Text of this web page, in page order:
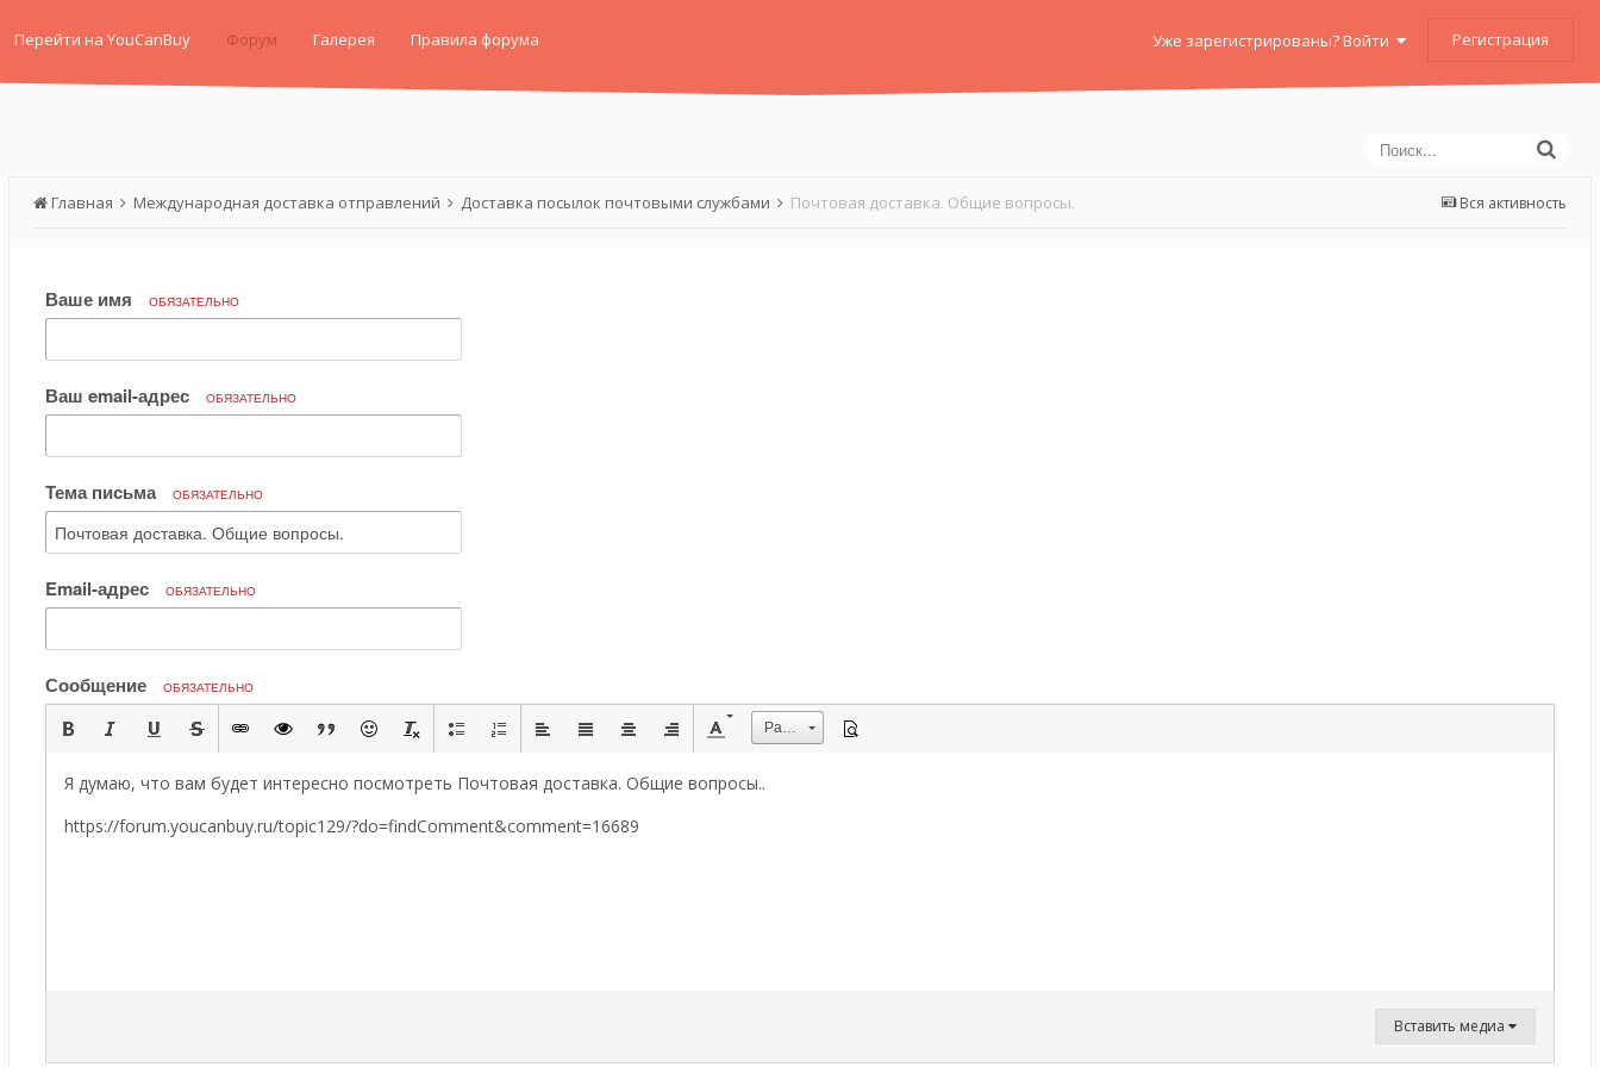
Перейти на YouCanBuy Форум Галерея Правила форума Уже зарегистрированы? Войти Регистрация
Вся активность
Главная Международная доставка отправлений Доставка посылок почтовыми службами Почтовая доставка. Общие вопросы.
Ваше имя ОБЯЗАТЕЛЬНО
Ваш email-адрес ОБЯЗАТЕЛЬНО
Тема письма ОБЯЗАТЕЛЬНО
Email-адрес ОБЯЗАТЕЛЬНО
Сообщение ОБЯЗАТЕЛЬНО
Размер
Я думаю, что вам будет интересно посмотреть Почтовая доставка. Общие вопросы..
https://forum.youcanbuy.ru/topic129/?do=findComment&comment=16689
Вставить медиа